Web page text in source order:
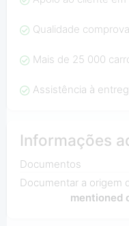
Qualidade
Mais de 25 000
Assistência à
Informações
Documentos
Documentar a origem
mentioned